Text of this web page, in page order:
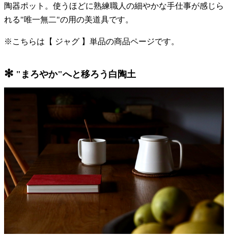
陶器ポット。使うほどに熟練職人の細やかな手仕事が感じら
れる"唯一無二"の用の美道具です。
※こちらは【 ジャグ 】単品の商品ページです。
✻ "まろやか"へと移ろう白陶土